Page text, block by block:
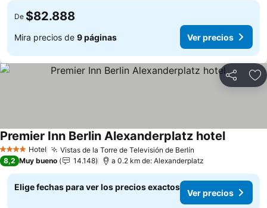
De $82.888
Mira precios de 9 páginas Ver precios
Compartir
4 EstrellasHotel Vistas de la Torre de Televisión de Berlín
Premier Inn Berlin Alexanderplatz hotel
8,2 Muy bueno 14.148 a 0.2 km de: Alexanderplatz
Elige fechas para ver los precios exactos
Ver precios